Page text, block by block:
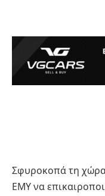
Σφυροκοπά τη χώρα
ΕΜΥ να